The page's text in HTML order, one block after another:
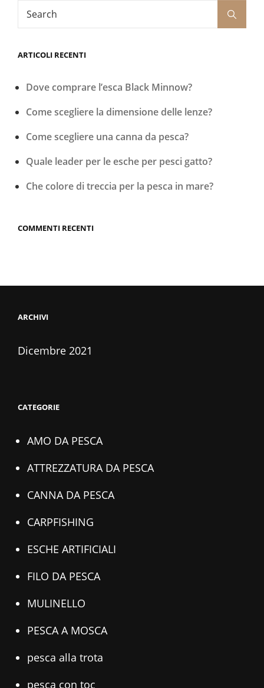
Search
ARTICOLI RECENTI
Dove comprare l’esca Black Minnow?
Come scegliere la dimensione delle lenze?
Come scegliere una canna da pesca?
Quale leader per le esche per pesci gatto?
Che colore di treccia per la pesca in mare?
COMMENTI RECENTI
ARCHIVI
Dicembre 2021
CATEGORIE
AMO DA PESCA
ATTREZZATURA DA PESCA
CANNA DA PESCA
CARPFISHING
ESCHE ARTIFICIALI
FILO DA PESCA
MULINELLO
PESCA A MOSCA
pesca alla trota
pesca con toc